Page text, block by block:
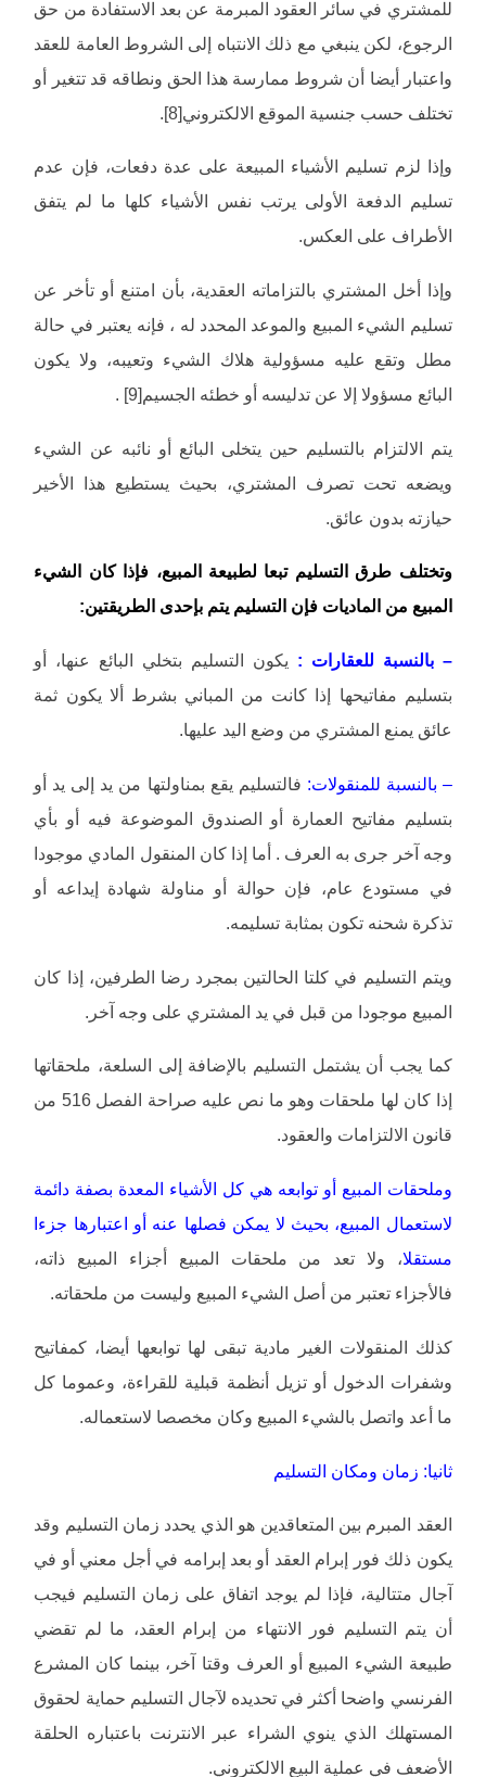
للمشتري في سائر العقود المبرمة عن بعد الاستفادة من حق
الرجوع، لكن ينبغي مع ذلك الانتباه إلى الشروط العامة للعقد
واعتبار أيضا أن شروط ممارسة هذا الحق ونطاقه قد تتغير أو
تختلف حسب جنسية الموقع الالكتروني[8].
وإذا لزم تسليم الأشياء المبيعة على عدة دفعات، فإن عدم
تسليم الدفعة الأولى يرتب نفس الأشياء كلها ما لم يتفق
الأطراف على العكس.
وإذا أخل المشتري بالتزاماته العقدية، بأن امتنع أو تأخر عن
تسليم الشيء المبيع والموعد المحدد له ، فإنه يعتبر في حالة
مطل وتقع عليه مسؤولية هلاك الشيء وتعيبه، ولا يكون
البائع مسؤولا إلا عن تدليسه أو خطئه الجسيم[9] .
يتم الالتزام بالتسليم حين يتخلى البائع أو نائبه عن الشيء
ويضعه تحت تصرف المشتري، بحيث يستطيع هذا الأخير
حيازته بدون عائق.
وتختلف طرق التسليم تبعا لطبيعة المبيع، فإذا كان الشيء
المبيع من الماديات فإن التسليم يتم بإحدى الطريقتين:
– بالنسبة للعقارات : يكون التسليم بتخلي البائع عنها، أو
بتسليم مفاتيحها إذا كانت من المباني بشرط ألا يكون ثمة
عائق يمنع المشتري من وضع اليد عليها.
– بالنسبة للمنقولات: فالتسليم يقع بمناولتها من يد إلى يد أو
بتسليم مفاتيح العمارة أو الصندوق الموضوعة فيه أو بأي
وجه آخر جرى به العرف . أما إذا كان المنقول المادي موجودا
في مستودع عام، فإن حوالة أو مناولة شهادة إيداعه أو
تذكرة شحنه تكون بمثابة تسليمه.
ويتم التسليم في كلتا الحالتين بمجرد رضا الطرفين، إذا كان
المبيع موجودا من قبل في يد المشتري على وجه آخر.
كما يجب أن يشتمل التسليم بالإضافة إلى السلعة، ملحقاتها
إذا كان لها ملحقات وهو ما نص عليه صراحة الفصل 516 من
قانون الالتزامات والعقود.
وملحقات المبيع أو توابعه هي كل الأشياء المعدة بصفة دائمة
لاستعمال المبيع، بحيث لا يمكن فصلها عنه أو اعتبارها جزءا
مستقلا، ولا تعد من ملحقات المبيع أجزاء المبيع ذاته،
فالأجزاء تعتبر من أصل الشيء المبيع وليست من ملحقاته.
كذلك المنقولات الغير مادية تبقى لها توابعها أيضا، كمفاتيح
وشفرات الدخول أو تزيل أنظمة قبلية للقراءة، وعموما كل
ما أعد واتصل بالشيء المبيع وكان مخصصا لاستعماله.
ثانيا: زمان ومكان التسليم
العقد المبرم بين المتعاقدين هو الذي يحدد زمان التسليم وقد
يكون ذلك فور إبرام العقد أو بعد إبرامه في أجل معني أو في
آجال متتالية، فإذا لم يوجد اتفاق على زمان التسليم فيجب
أن يتم التسليم فور الانتهاء من إبرام العقد، ما لم تقضي
طبيعة الشيء المبيع أو العرف وقتا آخر، بينما كان المشرع
الفرنسي واضحا أكثر في تحديده لآجال التسليم حماية لحقوق
المستهلك الذي ينوي الشراء عبر الانترنت باعتباره الحلقة
الأضعف في عملية البيع الالكتروني.